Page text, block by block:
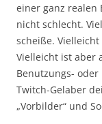
einer ganz realen
nicht schlecht.
scheiße.
Vielleicht ist aber
Benutzungs-
Twitch-Gelaber
„Vorbilder“ und